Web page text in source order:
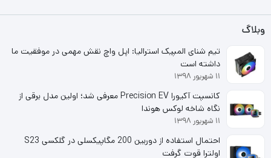
540 مگابایت بر ثانیه
سرعت نوشتن اطلاعات ترتیبی
500 مگابایت بر ثانیه
سایر مشخصات
مقاومت در برابر لرزش
وبلاگ
تیم شنای المپیک استرالیا: اپل واچ نقش مهمی در موفقیت ما
داشته است
۱۱ شهریور ۱۳۹۸
کانسپت آکیورا Precision EV معرفی شد؛ اولین مدل برقی از
نگاه شاخه لوکس هوندا
۱۱ شهریور ۱۳۹۸
احتمال استفاده از دوربین 200 مگاپیکسلی در گلکسی S23
اولترا قوت گرفت